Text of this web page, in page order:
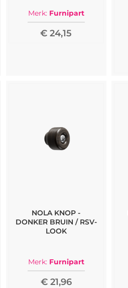
Merk: Furnipart
€ 24,15
NOLA KNOP -
DONKER BRUIN / RSV-
LOOK
Merk: Furnipart
€ 21,96